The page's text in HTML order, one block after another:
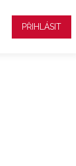
PŘIHLÁSIT